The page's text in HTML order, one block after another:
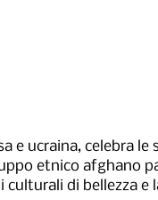
e ucraina, celebra
etnico afghano
di bellezza e